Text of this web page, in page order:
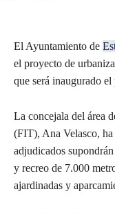
El Ayuntamiento de
el proyecto de
que será inaugurado
La concejala del área
(FIT), Ana Velasco,
adjudicados
y recreo de 7.000
ajardinadas y